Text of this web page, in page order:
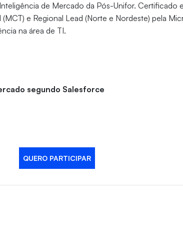
de Mercado da Pós-Unifor. Certificado
e Regional Lead (Norte e Nordeste) pela
na área de TI.
segundo Salesforce
QUERO PARTICIPAR